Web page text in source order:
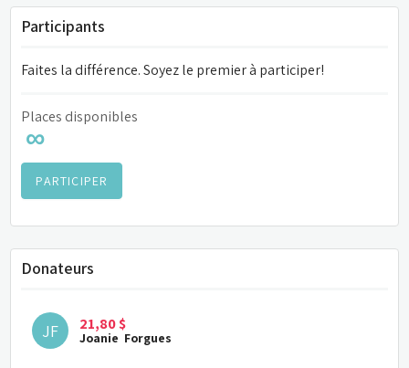
Participants
Faites la différence. Soyez le premier à participer!
Places disponibles
∞
PARTICIPER
Donateurs
JF 21,80 $
Joanie  Forgues